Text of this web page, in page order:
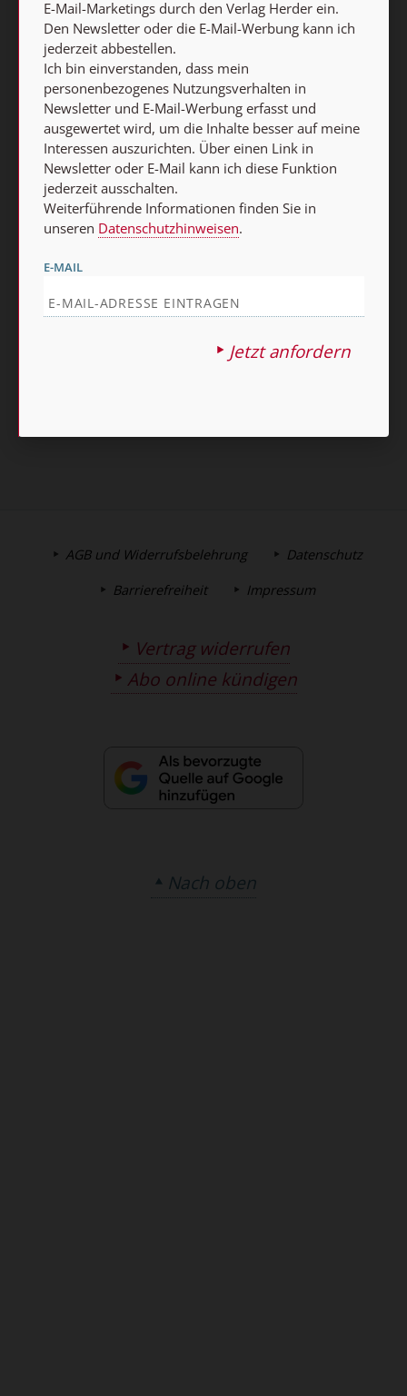
Ja, ich möchte den kostenlosen Stimmen der Zeit-
Newsletter abonnieren
und willige in die Verwendung
meiner Kontaktdaten zum Zweck des E-Mail-Marketings
durch den Verlag Herder ein. Den Newsletter oder die E-
Mail-Werbung kann ich jederzeit abbestellen.
Ich bin einverstanden, dass mein personenbezogenes
Nutzungsverhalten in Newsletter und E-Mail-Werbung
erfasst und ausgewertet wird, um die Inhalte besser auf
meine Interessen auszurichten. Über einen Link in
Newsletter oder E-Mail kann ich diese Funktion jederzeit
ausschalten.
Weiterführende Informationen finden Sie in unseren
AGB und Widerrufsbelehrung Datenschutz
Barrierefreiheit Impressum
Vertrag widerrufen
Abo online kündigen
Nach oben
E-Mail-Marketings durch den Verlag Herder ein.
Den Newsletter oder die E-Mail-Werbung kann ich
jederzeit abbestellen.
Ich bin einverstanden, dass mein
personenbezogenes Nutzungsverhalten in
Newsletter und E-Mail-Werbung erfasst und
ausgewertet wird, um die Inhalte besser auf meine
Interessen auszurichten. Über einen Link in
Newsletter oder E-Mail kann ich diese Funktion
jederzeit ausschalten.
Weiterführende Informationen finden Sie in
unseren Datenschutzhinweisen.
E-MAIL
Jetzt anfordern